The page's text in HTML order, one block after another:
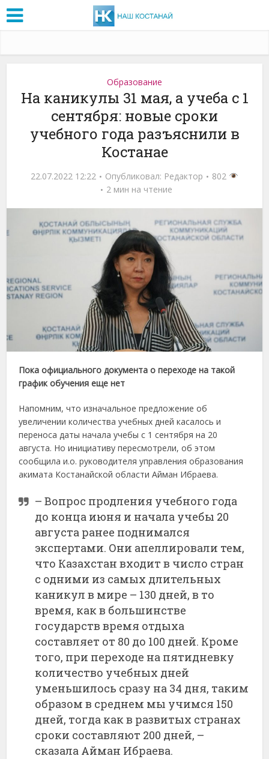
Образование
На каникулы 31 мая, а учеба с 1
сентября: новые сроки
учебного года разъяснили в
Костанае
22.07.2022 12:22 Опубликовал: Редактор
802
2 мин на чтение
Пока официального документа о переходе на такой
график обучения еще нет
Напомним, что изначальное предложение об
увеличении количества учебных дней касалось и
переноса даты начала учебы с 1 сентября на 20
августа. Но инициативу пересмотрели, об этом
сообщила и.о. руководителя управления образования
акимата Костанайской области Айман Ибраева.
– Вопрос продления учебного года
до конца июня и начала учебы 20
августа ранее поднимался
экспертами. Они апеллировали тем,
что Казахстан входит в число стран
с одними из самых длительных
каникул в мире – 130 дней, в то
время, как в большинстве
государств время отдыха
составляет от 80 до 100 дней. Кроме
того, при переходе на пятидневку
количество учебных дней
уменьшилось сразу на 34 дня, таким
образом в среднем мы учимся 150
дней, тогда как в развитых странах
сроки составляют 200 дней, –
сказала Айман Ибраева.